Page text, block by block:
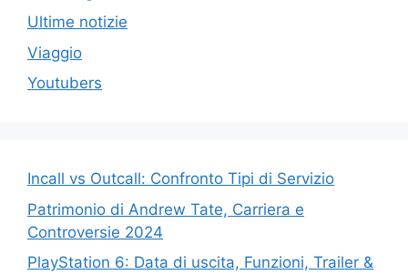
Ultime notizie
Viaggio
Youtubers
Incall vs Outcall: Confronto Tipi di Servizio
Patrimonio di Andrew Tate, Carriera e
Controversie 2024
PlayStation 6: Data di uscita, Funzioni, Trailer &